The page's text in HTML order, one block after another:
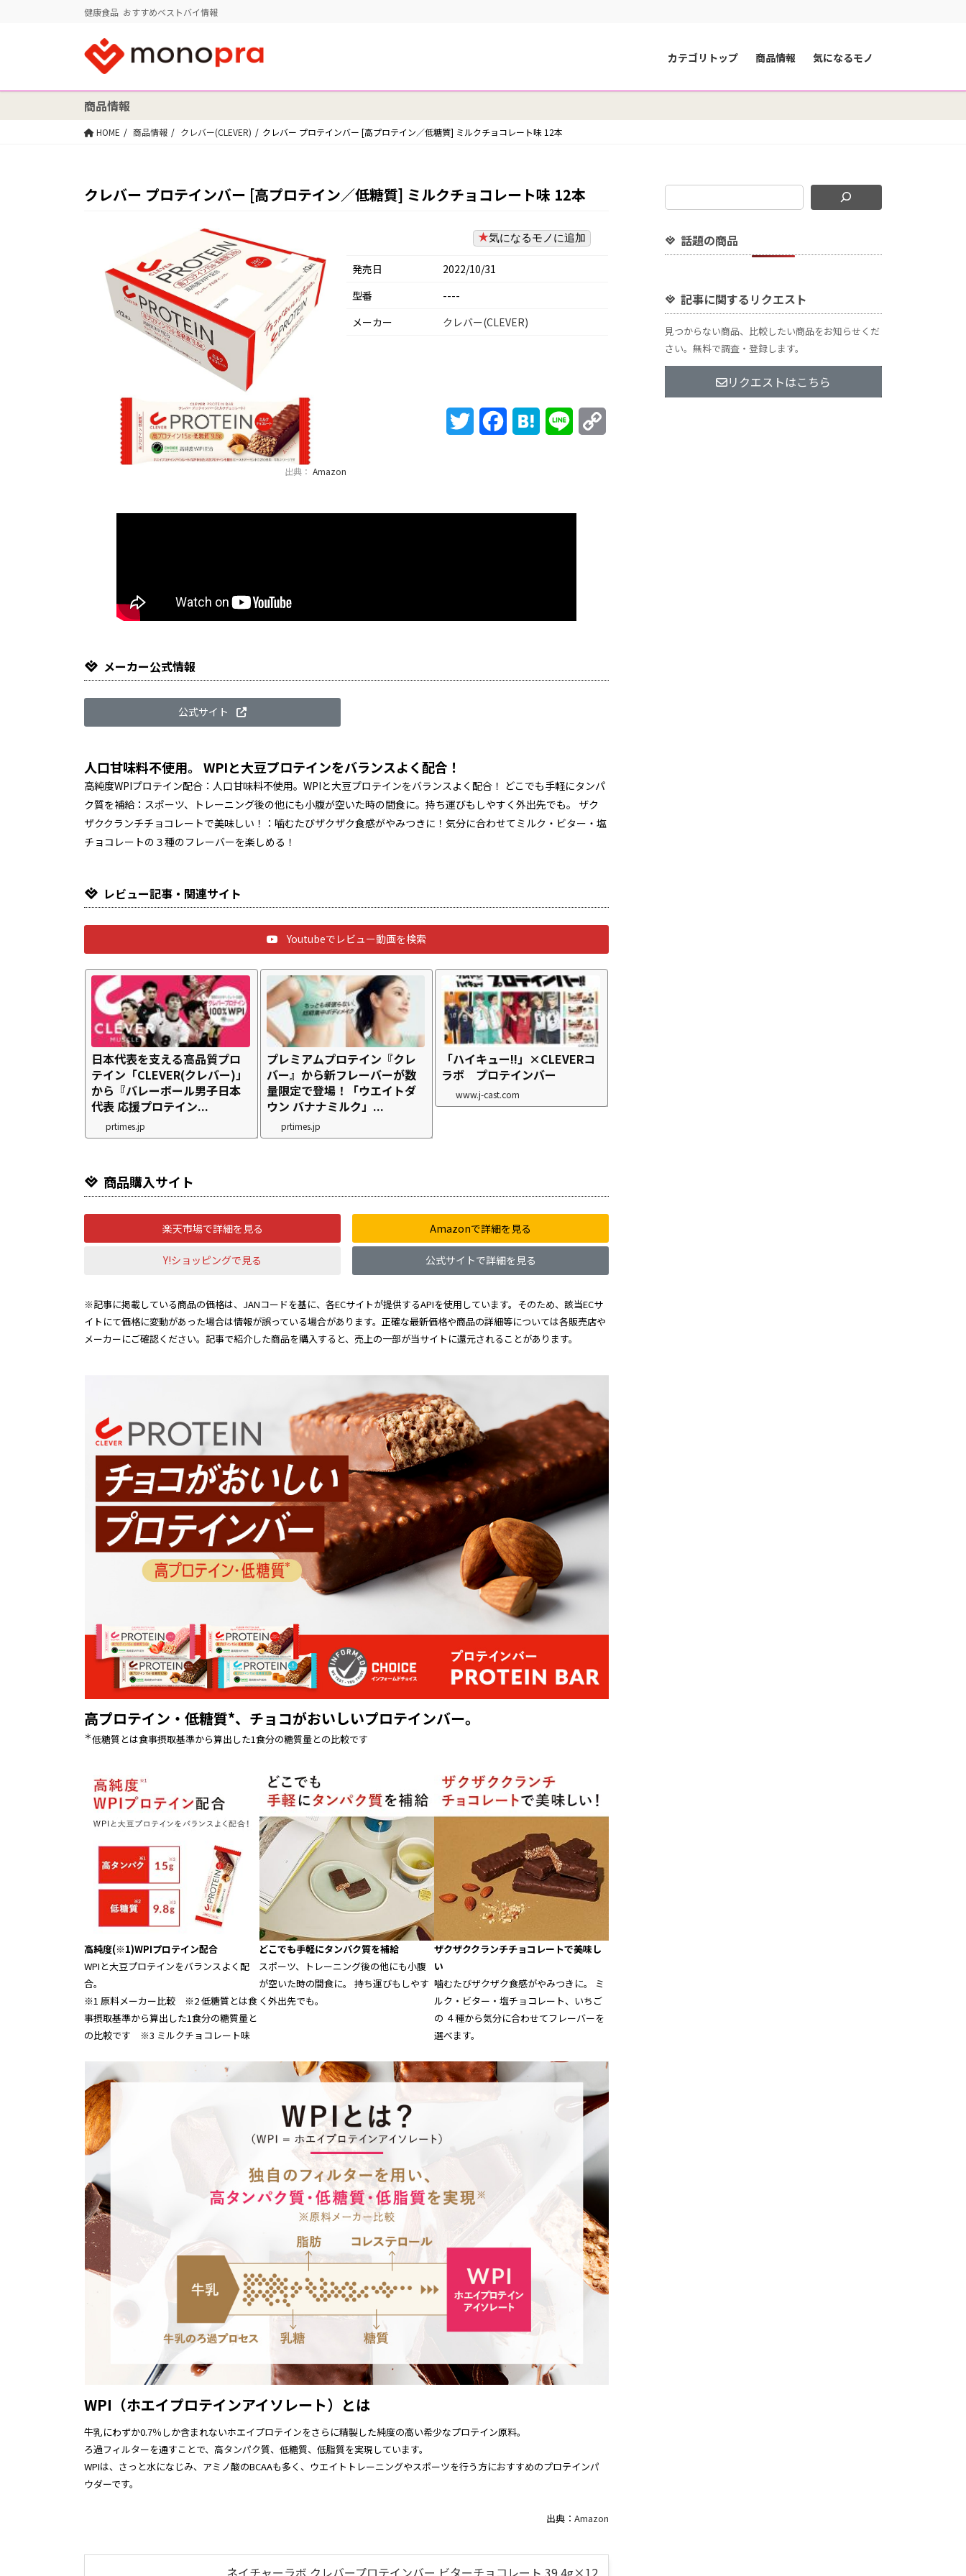
健康食品 おすすめベストバイ情報
カテゴリトップ 商品情報 気になるモノ
商品情報
HOME 商品情報 クレバー(CLEVER) クレバー プロテインバー [高プロテイン／低糖質] ミルクチョコレート味 12本
クレバー プロテインバー [高プロテイン／低糖質] ミルクチョコレート味 12本
出典： Amazon
気になるモノに追加
発売日
2022/10/31
型番
----
メーカー
クレバー(CLEVER)
Twitter FacebookHatena Line
メーカー公式情報
公式サイト
人口甘味料不使用。 WPIと大豆プロテインをバランスよく配合！
高純度WPIプロテイン配合：人口甘味料不使用。WPIと大豆プロテインをバランスよく配合！ どこでも手軽にタンパ
ク質を補給：スポーツ、トレーニング後の他にも小腹が空いた時の間食に。持ち運びもしやすく外出先でも。 ザク
ザククランチチョコレートで美味しい！：噛むたびザクザク食感がやみつきに！気分に合わせてミルク・ビター・塩
チョコレートの３種のフレーバーを楽しめる！
レビュー記事・関連サイト
Youtubeでレビュー動画を検索
日本代表を支える高品質プロ
テイン「CLEVER(クレバー)」
から『バレーボール男子日本
代表 応援プロテイン...
prtimes.jp
プレミアムプロテイン『クレ
バー』から新フレーバーが数
量限定で登場！「ウエイトダ
ウン バナナミルク」...
prtimes.jp
「ハイキュー!!」×CLEVERコ
ラボ プロテインバー
www.j-cast.com
商品購入サイト
楽天市場で詳細を見る Amazonで詳細を見る
Y!ショッピングで見る 公式サイトで詳細を見る
※記事に掲載している商品の価格は、JANコードを基に、各ECサイトが提供するAPIを使用しています。そのため、該当ECサ
イトにて価格に変動があった場合は情報が誤っている場合があります。正確な最新価格や商品の詳細等については各販売店や
メーカーにご確認ください。記事で紹介した商品を購入すると、売上の一部が当サイトに還元されることがあります。
高プロテイン・低糖質*、チョコがおいしいプロテインバー。
＊低糖質とは食事摂取基準から算出した1食分の糖質量との比較です
高純度(※1)WPIプロテイン配合
WPIと大豆プロテインをバランスよく配
合。
※1 原料メーカー比較 ※2 低糖質とは食
事摂取基準から算出した1食分の糖質量と
の比較です ※3 ミルクチョコレート味
どこでも手軽にタンパク質を補給
スポーツ、トレーニング後の他にも小腹
が空いた時の間食に。 持ち運びもしやす
く外出先でも。
ザクザククランチチョコレートで美味し
い
噛むたびザクザク食感がやみつきに。 ミ
ルク・ビター・塩チョコレート、いちご
の ４種から気分に合わせてフレーバーを
選べます。
WPI（ホエイプロテインアイソレート）とは
牛乳にわずか0.7％しか含まれないホエイプロテインをさらに精製した純度の高い希少なプロテイン原料。
ろ過フィルターを通すことで、高タンパク質、低糖質、低脂質を実現しています。
WPIは、さっと水になじみ、アミノ酸のBCAAも多く、ウエイトトレーニングやスポーツを行う方におすすめのプロテインパ
ウダーです。
出典： Amazon
ネイチャーラボ クレバープロテインバー ビターチョコレート 39.4g×12
話題の商品
記事に関するリクエスト
見つからない商品、比較したい商品をお知らせくだ
さい。無料で調査・登録します。
リクエストはこちら